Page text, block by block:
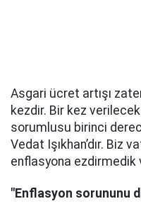
Asgari ücret artışı
kezdir. Bir kez
sorumlusu birinci
Vedat Işıkhan’dır. Biz
enflasyona ezdirmedik
"Enflasyon sorununu